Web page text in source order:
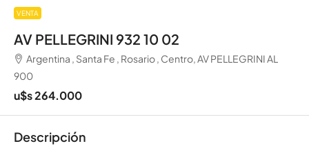
VENTA
AV PELLEGRINI 932 10 02
Argentina , Santa Fe , Rosario , Centro, AV PELLEGRINI AL
900
u$s 264.000
Descripción